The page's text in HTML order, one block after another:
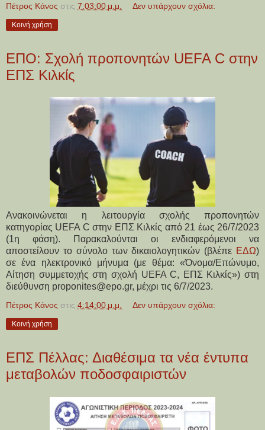
Πέτρος Κάνος στις 7:03:00 μ.μ. Δεν υπάρχουν σχόλια:
Κοινή χρήση
ΕΠΟ: Σχολή προπονητών UEFA C στην
ΕΠΣ Κιλκίς
Ανακοινώνεται η λειτουργία σχολής προπονητών
κατηγορίας UEFA C στην ΕΠΣ Κιλκίς από 21 έως 26/7/2023
(1η φάση). Παρακαλούνται οι ενδιαφερόμενοι να
αποστείλουν το σύνολο των δικαιολογητικών (βλέπε ΕΔΩ)
σε ένα ηλεκτρονικό μήνυμα (με θέμα: «Όνομα/Επώνυμο,
Αίτηση συμμετοχής στη σχολή UEFA C, ΕΠΣ Κιλκίς») στη
διεύθυνση proponites@epo.gr, μέχρι τις 6/7/2023.
Πέτρος Κάνος στις 4:14:00 μ.μ. Δεν υπάρχουν σχόλια:
Κοινή χρήση
ΕΠΣ Πέλλας: Διαθέσιμα τα νέα έντυπα
μεταβολών ποδοσφαιριστών